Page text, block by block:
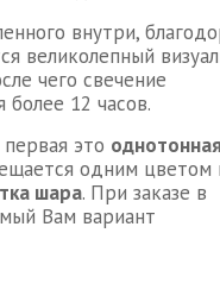
внутри,
великолепный
чего свечение
12 часов.
это однотонная
одним цветом
шара. При заказе в
Вам вариант